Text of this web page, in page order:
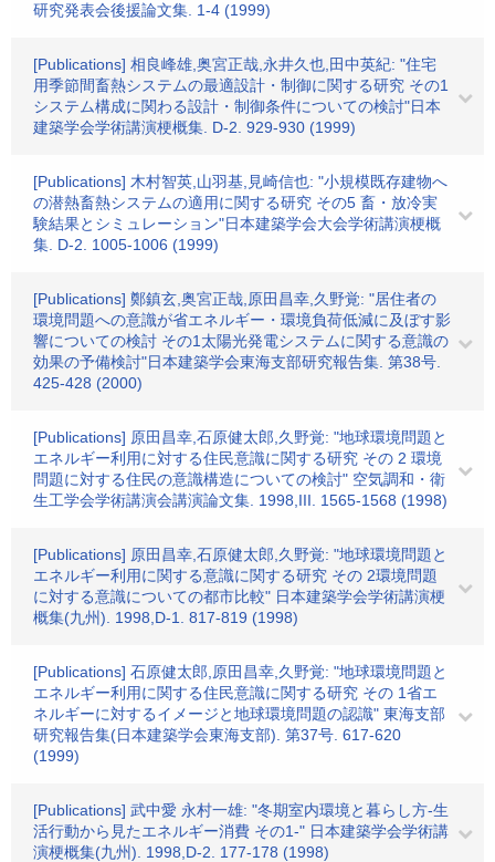
研究発表会後援論文集. 1-4 (1999)
[Publications] 相良峰雄,奥宮正哉,永井久也,田中英紀: "住宅
用季節間畜熱システムの最適設計・制御に関する研究 その1
システム構成に関わる設計・制御条件についての検討"日本
建築学会学術講演梗概集. D-2. 929-930 (1999)
[Publications] 木村智英,山羽基,見崎信也: "小規模既存建物へ
の潜熱畜熱システムの適用に関する研究 その5 畜・放冷実
験結果とシミュレーション"日本建築学会大会学術講演梗概
集. D-2. 1005-1006 (1999)
[Publications] 鄭鎮玄,奥宮正哉,原田昌幸,久野覚: "居住者の
環境問題への意識が省エネルギー・環境負荷低減に及ぼす影
響についての検討 その1太陽光発電システムに関する意識の
効果の予備検討"日本建築学会東海支部研究報告集. 第38号.
425-428 (2000)
[Publications] 原田昌幸,石原健太郎,久野覚: "地球環境問題と
エネルギー利用に対する住民意識に関する研究 その 2 環境
問題に対する住民の意識構造についての検討" 空気調和・衛
生工学会学術講演会講演論文集. 1998,III. 1565-1568 (1998)
[Publications] 原田昌幸,石原健太郎,久野覚: "地球環境問題と
エネルギー利用に関する意識に関する研究 その 2環境問題
に対する意識についての都市比較" 日本建築学会学術講演梗
概集(九州). 1998,D-1. 817-819 (1998)
[Publications] 石原健太郎,原田昌幸,久野覚: "地球環境問題と
エネルギー利用に関する住民意識に関する研究 その 1省エ
ネルギーに対するイメージと地球環境問題の認識" 東海支部
研究報告集(日本建築学会東海支部). 第37号. 617-620
(1999)
[Publications] 武中愛 永村一雄: "冬期室内環境と暮らし方-生
活行動から見たエネルギー消費 その1-" 日本建築学会学術講
演梗概集(九州). 1998,D-2. 177-178 (1998)